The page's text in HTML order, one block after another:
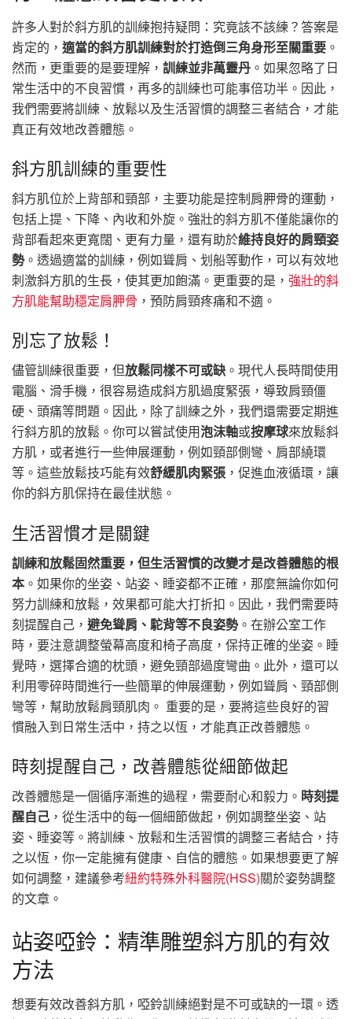
許多人對於斜方肌的訓練抱持疑問：究竟該不該練？答案是
肯定的， 適當的斜方肌訓練對於打造倒三角身形至關重要 。
然而，更重要的是要理解， 訓練並非萬靈丹 。如果忽略了日
常生活中的不良習慣，再多的訓練也可能事倍功半。因此，
我們需要將訓練、放鬆以及生活習慣的調整三者結合，才能
真正有效地改善體態。
斜方肌訓練的重要性
斜方肌位於上背部和頸部，主要功能是控制肩胛骨的運動，
包括上提、下降、內收和外旋。強壯的斜方肌不僅能讓你的
背部看起來更寬闊、更有力量，還有助於維持良好的肩頸姿
勢。透過適當的訓練，例如聳肩、划船等動作，可以有效地
刺激斜方肌的生長，使其更加飽滿。更重要的是， 強壯的斜
方肌能幫助穩定肩胛骨 ，預防肩頸疼痛和不適。
別忘了放鬆！
儘管訓練很重要，但放鬆同樣不可或缺 。現代人長時間使用
電腦、滑手機，很容易造成斜方肌過度緊張，導致肩頸僵
硬、頭痛等問題。因此，除了訓練之外，我們還需要定期進
行斜方肌的放鬆。你可以嘗試使用泡沫軸或按摩球來放鬆斜
方肌，或者進行一些伸展運動，例如頸部側彎、肩部繞環
等。這些放鬆技巧能有效舒緩肌肉緊張 ，促進血液循環，讓
你的斜方肌保持在最佳狀態。
生活習慣才是關鍵
訓練和放鬆固然重要，但生活習慣的改變才是改善體態的根
本 。如果你的坐姿、站姿、睡姿都不正確，那麼無論你如何
努力訓練和放鬆，效果都可能大打折扣。因此，我們需要時
刻提醒自己， 避免聳肩、駝背等不良姿勢。在辦公室工作
時，要注意調整螢幕高度和椅子高度，保持正確的坐姿。睡
覺時，選擇合適的枕頭，避免頸部過度彎曲。此外，還可以
利用零碎時間進行一些簡單的伸展運動，例如聳肩、頸部側
彎等，幫助放鬆肩頸肌肉。 重要的是，要將這些良好的習
慣融入到日常生活中，持之以恆，才能真正改善體態。
時刻提醒自己，改善體態從細節做起
改善體態是一個循序漸進的過程，需要耐心和毅力。 時刻提
醒自己 ，從生活中的每一個細節做起，例如調整坐姿、站
姿、睡姿等。將訓練、放鬆和生活習慣的調整三者結合，持
之以恆，你一定能擁有健康、自信的體態。如果想要更了解
如何調整，建議參考紐約特殊外科醫院(HSS)關於姿勢調整
的文章。
站姿啞鈴：精準雕塑斜方肌的有效
方法
想要有效改善斜方肌，啞鈴訓練絕對是不可或缺的一環。透